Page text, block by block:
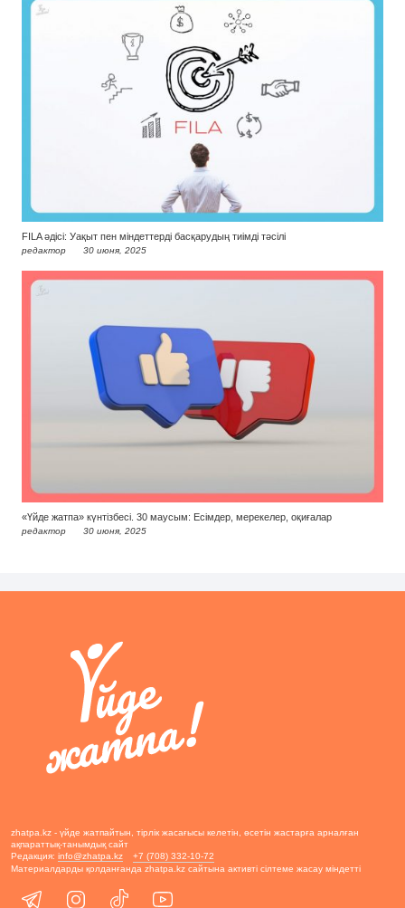
FILA әдісі: Уақыт пен міндеттерді басқарудың тиімді тәсілі
редактор 30 июня, 2025
«Үйде жатпа» күнтізбесі. 30 маусым: Есімдер, мерекелер, оқиғалар
редактор 30 июня, 2025
zhatpa.kz - үйде жатпайтын, тірлік жасағысы келетін, өсетін жастарға арналған
ақпараттық-танымдық сайт
Редакция: info@zhatpa.kz
+7 (708) 332-10-72
Материалдарды қолданғанда zhatpa.kz сайтына активті сілтеме жасау міндетті